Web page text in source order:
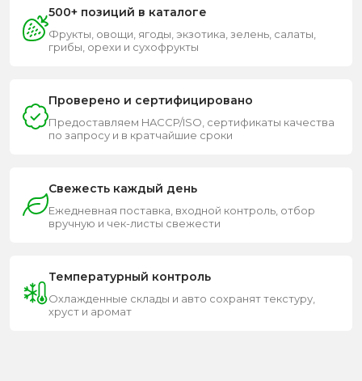
500+ позиций в каталоге
Фрукты, овощи, ягоды, экзотика, зелень, салаты,
грибы, орехи и сухофрукты
Проверено и сертифицировано
Предоставляем HACCP/ISO, сертификаты качества
по запросу и в кратчайшие сроки
Свежесть каждый день
Ежедневная поставка, входной контроль, отбор
вручную и чек-листы свежести
Температурный контроль
Охлажденные склады и авто сохранят текстуру,
хруст и аромат